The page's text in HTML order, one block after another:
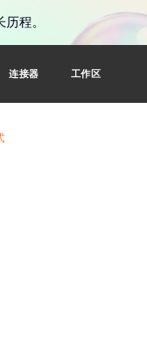
程。
连接器 工作区